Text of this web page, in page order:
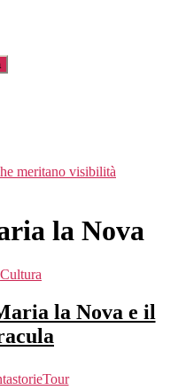
meritano visibilità
la Nova
Cultura
la Nova e il